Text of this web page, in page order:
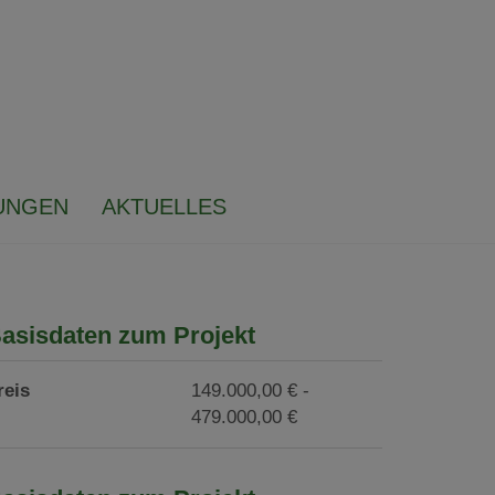
AKTUELLES
zum Projekt
149.000,00 € -
479.000,00 €